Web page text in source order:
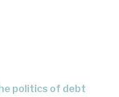
politics of debt